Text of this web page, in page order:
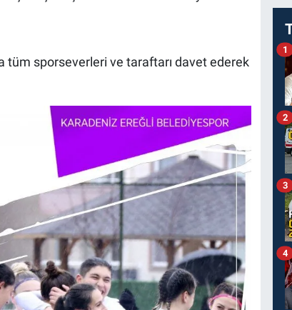
tüm sporseverleri ve taraftarı davet ederek
1
2
3
4